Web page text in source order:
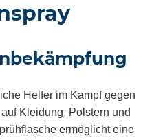
Helfer im Kampf gegen
Kleidung, Polstern und
ermöglicht eine